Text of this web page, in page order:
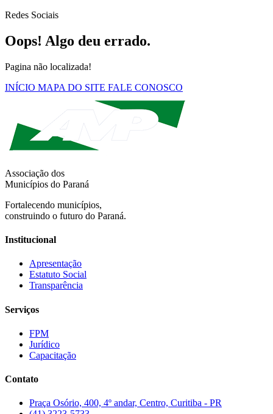
Redes Sociais
Oops! Algo deu errado.
Pagina não localizada!
INÍCIO MAPA DO SITE FALE CONOSCO
Associação dos
Municípios do Paraná
Fortalecendo municípios,
construindo o futuro do Paraná.
Institucional
Apresentação
Estatuto Social
Transparência
Serviços
FPM
Jurídico
Capacitação
Contato
Praça Osório, 400, 4º andar, Centro, Curitiba - PR